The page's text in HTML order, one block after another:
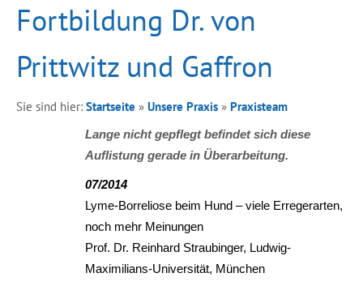
Fortbildung Dr. von
Prittwitz und Gaffron
Sie sind hier: Startseite » Unsere Praxis » Praxisteam
Lange nicht gepflegt befindet sich diese
Auflistung gerade in Überarbeitung.
07/2014
Lyme-Borreliose beim Hund – viele Erregerarten,
noch mehr Meinungen
Prof. Dr. Reinhard Straubinger, Ludwig-
Maximilians-Universität, München